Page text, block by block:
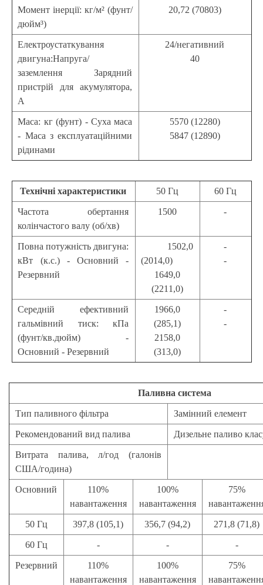
Момент інерції: кг/м² (фунт/
дюйм³)
20,72 (70803)
Електроустаткування
двигуна:Напруга/
заземлення Зарядний
пристрій для акумулятора,
А
24/негативний
40
Маса: кг (фунт) - Суха маса
- Маса з експлуатаційними
рідинами
5570 (12280)
5847 (12890)
Технічні характеристики 50 Гц 60 Гц
Частота обертання
колінчастого валу (об/хв)
1500 -
Повна потужність двигуна:
кВт (к.с.) - Основний -
Резервний
1502,0
(2014,0)
1649,0
(2211,0)
-
-
Середній ефективний
гальмівний тиск: кПа
(фунт/кв.дюйм) -
Основний - Резервний
1966,0
(285,1)
2158,0
(313,0)
-
-
Паливна система
Тип паливного фільтра Замінний елемент
Рекомендований вид палива Дизельне паливо
Витрата палива, л/год (галонів
США/година)
Основний
110%
навантаження
100%
навантаження
75%
50 Гц 397,8 (105,1) 356,7 (94,2) 271,8 (71,8)
60 Гц - - -
Резервний
110%
навантаження
100%
навантаження
75%